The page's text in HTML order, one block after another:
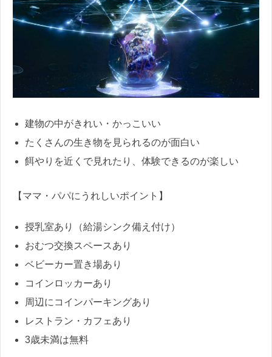
建物の中がきれい・かっこいい
たくさんの生き物を見られるのが面白い
餌やりを近くで見れたり、体験できるのが楽しい
【ママ・パパにうれしいポイント】
授乳室あり（給湯シンク備え付け）
おむつ交換スペースあり
ベビーカー置き場あり
コインロッカーあり
周辺にコインパーキングあり
レストラン・カフェあり
3歳未満は無料